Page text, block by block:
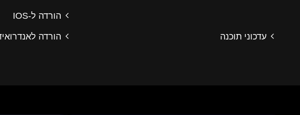
עדכוני תוכנה
הורדה ל-IOS
הורדה